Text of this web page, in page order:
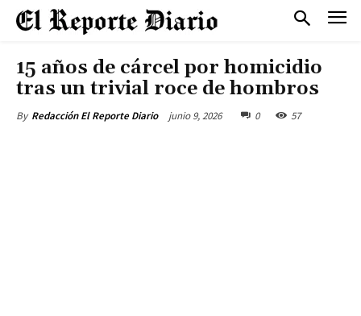
15 años de cárcel por homicidio
tras un trivial roce de hombros
By Redacción El Reporte Diario junio 9, 2026 0 57